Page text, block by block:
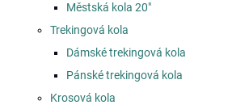
Městská kola 20"
Trekingová kola
Dámské trekingová kola
Pánské trekingová kola
Krosová kola